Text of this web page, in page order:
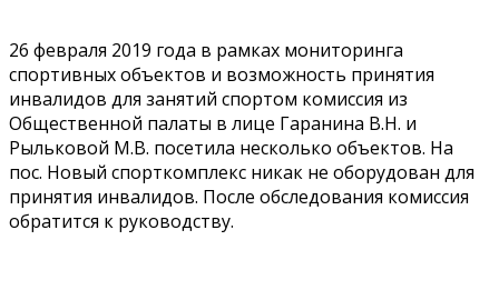
26 февраля 2019 года в рамках мониторинга
спортивных объектов и возможность принятия
инвалидов для занятий спортом комиссия из
Общественной палаты в лице Гаранина В.Н. и
Рыльковой М.В. посетила несколько объектов. На
пос. Новый спорткомплекс никак не оборудован для
принятия инвалидов. После обследования комиссия
обратится к руководству.